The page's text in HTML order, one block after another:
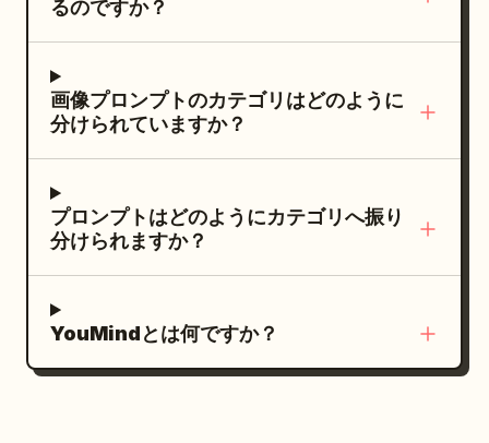
てください。彼女の体はほぼ全体がクールな
突き刺すような、眩いばかりに明るいひび割
れが、彼女のアスリートのような胸、肩、腕
と、非常に複雑で古びたブロンズ製の腕甲を
身に着けており、そこには鋭い鉛筆のフィリ
いるのは、巨大で装飾的なヴィンテージのガ
大聖堂のアーチの前で、石段に座るダークな
ゴシックアニメスタイルの少女。黒、グレ
ントを使用し、片方の赤い目が見える、ムー
ドのある廃墟都市の雰囲気。 3. 中左パネル:
黒い服を着て顔の近くで丸い扇子を持つ、横
と黒の幾何学的な円、グリッド、長方形、そ
してクリーム色のネガティブスペースが囲み
中右パネル: 黒いストレートのボブヘア、赤
い目、顔に小さな赤い縦のマークがある青白
い少女のクローズアップポートレート。背景
に、黒いスーツに赤いクモの巣模様、白く光
奥にアーマーのヒーローが立つ。ネオンサイ
ン、アンテナ塔、雨、光沢のある反射がシー
プ。白く光る目、赤いクモの巣模様。顔の横
で赤い拳を握りしめ、手からは雷のような赤
洗練されたダークブルーのメタリックアーマ
るのですか？
画像プロンプトのカテゴリはどのように
分けられていますか？
プロンプトはどのようにカテゴリへ振り
分けられますか？
YouMindとは何ですか？